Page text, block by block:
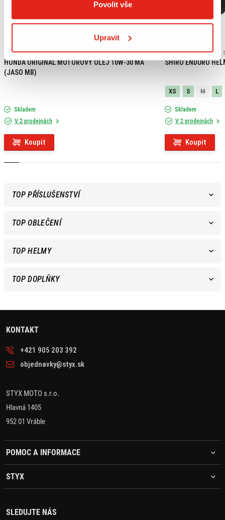
Povolit vše
Upravit
439 Kč s DPH
HONDA ORIGINAL MOTOROVÝ OLEJ 10W-30 MA
(JASO MB)
Skladem
V 2 prodejnách
Koupit
2 409 Kč
2 409 Kč
SHIRO ENDURO
XS S M L
Skladem
V 2 prodejnách
Koupit
TOP PŘÍSLUŠENSTVÍ
TOP OBLEČENÍ
TOP HELMY
TOP DOPLŇKY
KONTAKT
+421 905 203 392
objednavky@styx.sk
STYX MOTO s.r.o.
Hlavná 1405
952 01 Vráble
POMOC A INFORMACE
STYX
SLEDUJTE NÁS